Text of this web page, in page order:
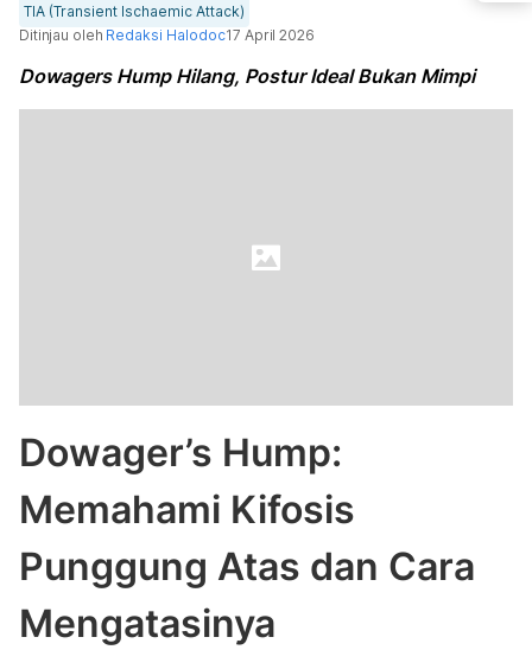
TIA (Transient Ischaemic Attack)
Ditinjau oleh Redaksi Halodoc17 April 2026
Dowagers Hump Hilang, Postur Ideal Bukan Mimpi
Dowager’s Hump:
Memahami Kifosis
Punggung Atas dan Cara
Mengatasinya